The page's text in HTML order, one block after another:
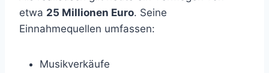
etwa 25 Millionen Euro. Seine
Einnahmequellen umfassen:
Musikverkäufe